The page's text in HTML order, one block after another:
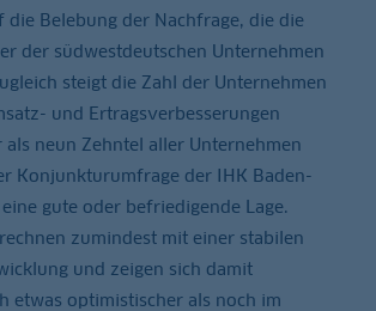
die Belebung der Nachfrage, die die
der südwestdeutschen Unternehmen
steigt die Zahl der Unternehmen
und Ertragsverbesserungen
als neun Zehntel aller Unternehmen
Konjunkturumfrage der IHK Baden-
gute oder befriedigende Lage.
zumindest mit einer stabilen
und zeigen sich damit
etwas optimistischer als noch im